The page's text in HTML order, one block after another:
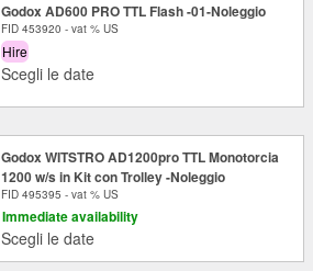
Godox AD600 PRO TTL Flash -01-Noleggio
FID 453920 - vat % US
Hire
Scegli le date
Godox WITSTRO AD1200pro TTL Monotorcia
1200 w/s in Kit con Trolley -Noleggio
FID 495395 - vat % US
Immediate availability
Scegli le date